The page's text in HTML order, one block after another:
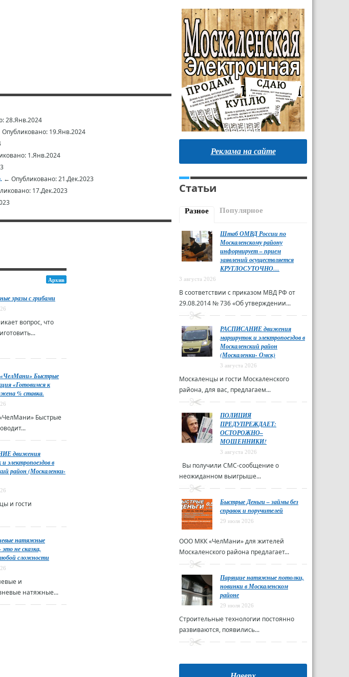
28.Янв.2024
19.Янв.2024
1.Янв.2024
← Опубликовано: 21.Дек.2023
17.Дек.2023
Архив
зразы с грибами
вопрос, что
Быстрые
«Готовимся к
% ставка.
Быстрые
движения
электропоездов в
район (Москаленки-
и гости
натяжные
не сказка,
сложности
и
натяжные...
Реклама на сайте
Статьи
Разное Популярное
Штаб ОМВД России по
Москаленскому району
информирует – прием
заявлений осуществляется
КРУГЛОСУТОЧНО…
3 августа 2026
В соответствии с приказом МВД РФ от
29.08.2014 № 736 «Об утверждении...
РАСПИСАНИЕ движения
маршруток и электропоездов в
Москаленский район
(Москаленки- Омск)
3 августа 2026
Москаленцы и гости Москаленского
района, для вас, предлагаем...
ПОЛИЦИЯ
ПРЕДУПРЕЖДАЕТ:
ОСТОРОЖНО–
МОШЕННИКИ!
3 августа 2026
Вы получили СМС-сообщение о
неожиданном выигрыше...
Быстрые Деньги – займы без
справок и поручителей
29 июля 2026
ООО МКК «ЧелМани» для жителей
Москаленского района предлагает...
Парящие натяжные потолки,
новинки в Москаленском
районе
29 июля 2026
Строительные технологии постоянно
развиваются, появились...